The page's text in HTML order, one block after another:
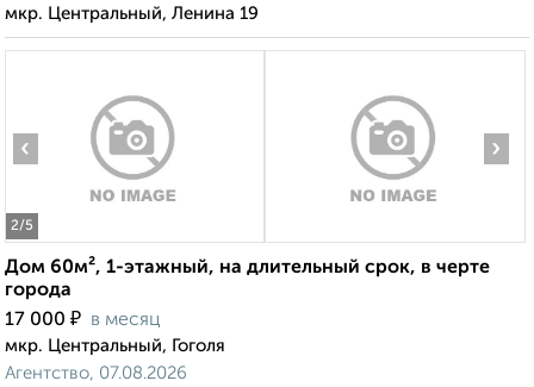
мкр. Центральный, Ленина 19
2/5
‹ ›
Дом 60м², 1-этажный, на длительный срок, в черте
города
17 000 ₽ в месяц
мкр. Центральный, Гоголя
Агентство, 07.08.2026